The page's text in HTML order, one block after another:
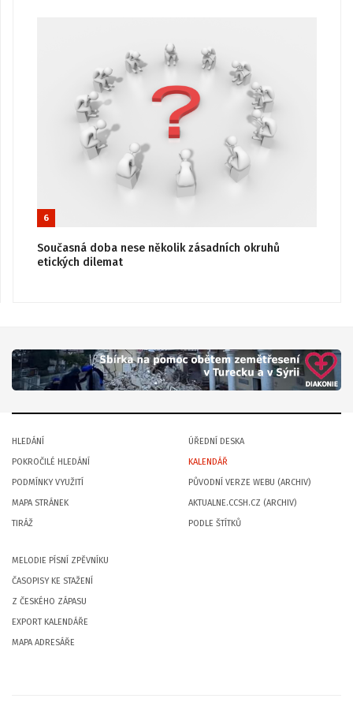
6
Současná doba nese několik zásadních okruhů
etických dilemat
HLEDÁNÍ
POKROČILÉ HLEDÁNÍ
PODMÍNKY VYUŽITÍ
MAPA STRÁNEK
TIRÁŽ
ÚŘEDNÍ DESKA
KALENDÁŘ
PŮVODNÍ VERZE WEBU (ARCHIV)
AKTUALNE.CCSH.CZ (ARCHIV)
PODLE ŠTÍTKŮ
MELODIE PÍSNÍ ZPĚVNÍKU
ČASOPISY KE STAŽENÍ
Z ČESKÉHO ZÁPASU
EXPORT KALENDÁŘE
MAPA ADRESÁŘE